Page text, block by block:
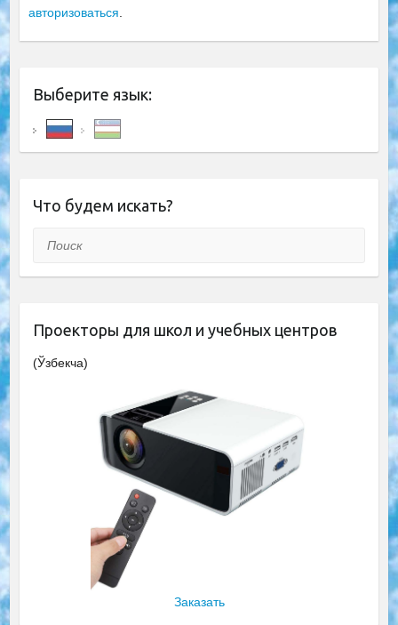
авторизоваться.
Выберите язык:
Что будем искать?
Поиск
Проекторы для школ и учебных центров
(Ўзбекча)
Заказать